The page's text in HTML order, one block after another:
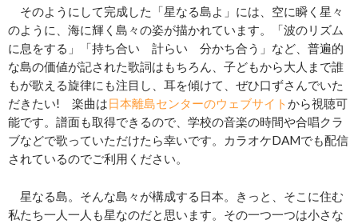
そのようにして完成した「星なる島よ」には、空に瞬く星々
のように、海に輝く島々の姿が描かれています。「波のリズム
に息をする」「持ち合い 計らい 分かち合う」など、普遍的
な島の価値が記された歌詞はもちろん、子どもから大人まで誰
もが歌える旋律にも注目し、耳を傾けて、ぜひ口ずさんでいた
だきたい! 楽曲は日本離島センターのウェブサイトから視聴可
能です。譜面も取得できるので、学校の音楽の時間や合唱クラ
ブなどで歌っていただけたら幸いです。カラオケDAMでも配信
されているのでご利用ください。
星なる島。そんな島々が構成する日本。きっと、そこに住む
私たち一人一人も星なのだと思います。その一つ一つは小さな